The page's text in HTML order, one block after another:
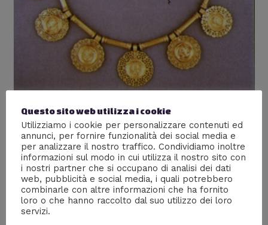
Gioielli monetali nell’impero
romano
Lascia un commento /Storia/ DiGiacomo Brasini
Una tematica poco conosciuta sulla numismatica
romana è quella dei gioielli monetali di età medio e
tarda imperiale: questi gioielli consistono per lo più in
collane e pendenti creati incastonando una moneta,
Questo sito web utilizza i cookie
Utilizziamo i cookie per personalizzare contenuti ed
annunci, per fornire funzionalità dei social media e
per analizzare il nostro traffico. Condividiamo inoltre
informazioni sul modo in cui utilizza il nostro sito con
i nostri partner che si occupano di analisi dei dati
web, pubblicità e social media, i quali potrebbero
combinarle con altre informazioni che ha fornito
loro o che hanno raccolto dal suo utilizzo dei loro
servizi.